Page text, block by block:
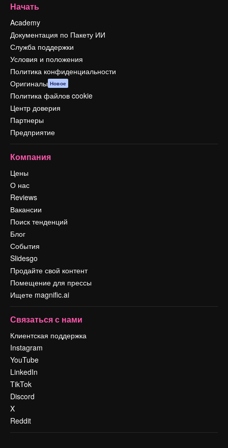
Начать
Academy
Документация по Пакету ИИ
Служба поддержки
Условия и положения
Политика конфиденциальности
Оригиналы Новое
Политика файлов cookie
Центр доверия
Партнеры
Предприятие
Компания
Цены
О нас
Reviews
Вакансии
Поиск тенденций
Блог
События
Slidesgo
Продайте свой контент
Помещение для прессы
Ищете magnific.ai
Связаться с нами
Клиентская поддержка
Instagram
YouTube
LinkedIn
TikTok
Discord
X
Reddit